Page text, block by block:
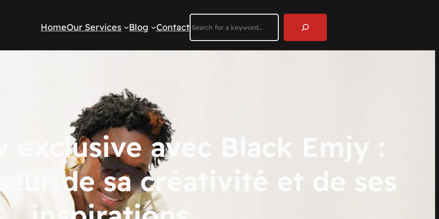
HomeOur Services Blog Contact
exclusive avec Black Emjy :
de sa créativité et de ses